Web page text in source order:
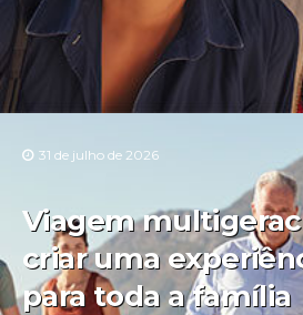
31 de julho de 2026
Viagem
criar uma
para toda a família